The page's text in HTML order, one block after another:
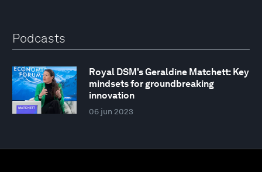
Podcasts
Royal DSM's Geraldine Matchett: Key
mindsets for groundbreaking
innovation
06 jun 2023